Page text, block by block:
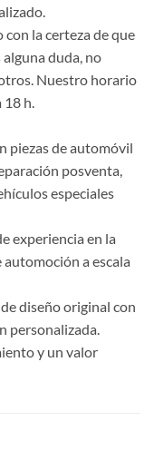
la certeza de que
duda, no
Nuestro horario
18 h.
piezas de automóvil
posventa,
especiales
experiencia en la
a escala
diseño original con
personalizada.
y un valor